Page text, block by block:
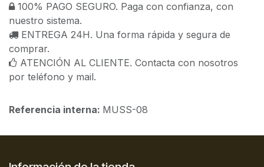
100% PAGO SEGURO. Paga con confianza, con
nuestro sistema.
ENTREGA 24H. Una forma rápida y segura de
comprar.
ATENCIÓN AL CLIENTE. Contacta con nosotros
por teléfono y mail.
Referencia interna: MUSS-08